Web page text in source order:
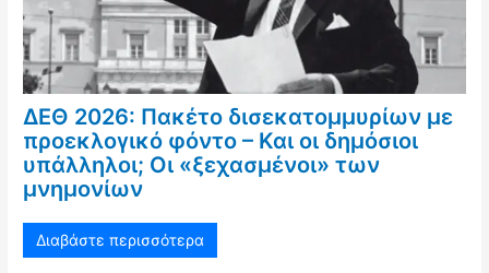
ΔΕΘ 2026: Πακέτο δισεκατομμυρίων με
προεκλογικό φόντο – Και οι δημόσιοι
υπάλληλοι; Οι «ξεχασμένοι» των
μνημονίων
Διαβάστε περισσότερα